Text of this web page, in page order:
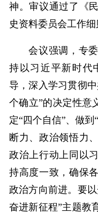
神。审议通过了《
史资料委员会工作细
会议强调，专
持以习近平新时代
导，深入学习贯彻
个确立”的决定性意
定“四个自信”、做到
断力、政治领悟力
政治上行动上同以
持高度一致，确保
政治方向前进。要
奋进新征程”主题教